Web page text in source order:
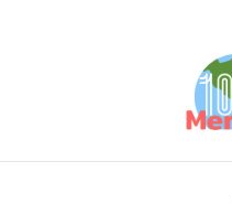
1000merveilles